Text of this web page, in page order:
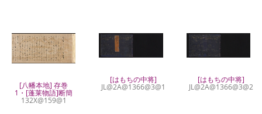
[八幡本地] 存巻
1・[蓬莱物語]断簡
132X@159@1
[はもちの中将]
JL@2A@1366@3@1
[はもちの中将]
JL@2A@1366@3@2